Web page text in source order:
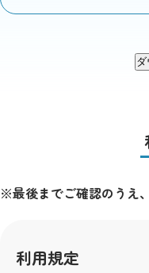
※最後までご確認のうえ
利用規定